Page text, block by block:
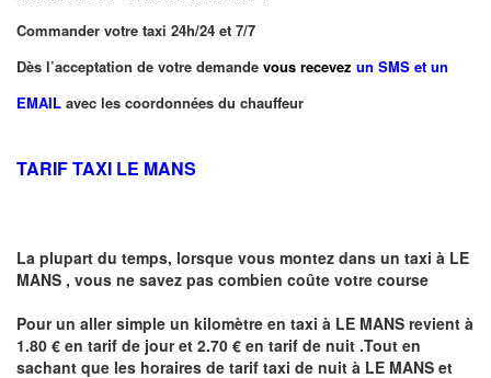
Commander votre taxi 24h/24 et 7/7
Dès l’acceptation de votre demande vous recevez un SMS et un
EMAIL avec les coordonnées du chauffeur
TARIF TAXI LE MANS
La plupart du temps, lorsque vous montez dans un taxi à LE
MANS , vous ne savez pas combien coûte votre course
Pour un aller simple un kilomètre en taxi à LE MANS revient à
1.80 € en tarif de jour et 2.70 € en tarif de nuit .Tout en
sachant que les horaires de tarif taxi de nuit à LE MANS et